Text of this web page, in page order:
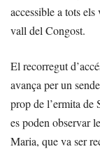
accessible a tots
vall del Congost.
El recorregut
avança per un
prop de l’ermita de
es poden observar
Maria, que va ser